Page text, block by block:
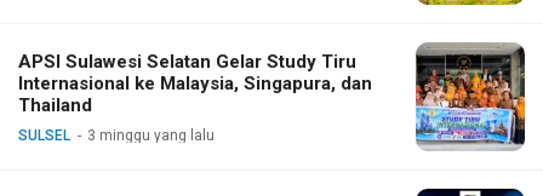
APSI Sulawesi Selatan Gelar Study Tiru
Internasional ke Malaysia, Singapura, dan
Thailand
SULSEL 3 minggu yang lalu